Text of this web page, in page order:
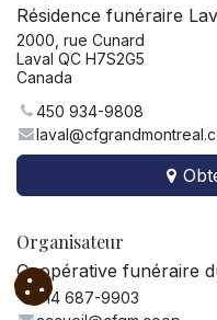
Résidence funéraire
2000, rue Cunard
Laval QC H7S2G5
Canada
450 934-9808
Organisateur
Coopérative funéraire
514 687-9903